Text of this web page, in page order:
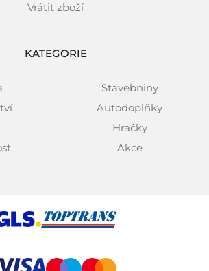
Vrátit zboží
KATEGORIE
Stavebniny
Autodoplňky
Hračky
Akce